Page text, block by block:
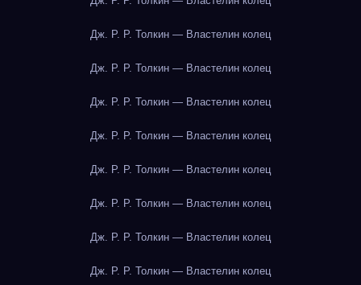
Дж. Р. Р. Толкин — Властелин колец
Дж. Р. Р. Толкин — Властелин колец
Дж. Р. Р. Толкин — Властелин колец
Дж. Р. Р. Толкин — Властелин колец
Дж. Р. Р. Толкин — Властелин колец
Дж. Р. Р. Толкин — Властелин колец
Дж. Р. Р. Толкин — Властелин колец
Дж. Р. Р. Толкин — Властелин колец